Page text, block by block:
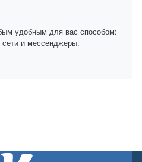
удобным для вас способом:
и мессенджеры.